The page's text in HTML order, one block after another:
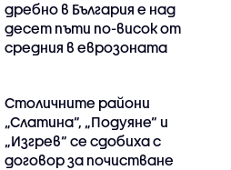
дребно в България е над
десет пъти по-висок от
средния в еврозоната
Столичните райони
„Слатина“, „Подуяне“ и
„Изгрев“ се сдобиха с
договор за почистване